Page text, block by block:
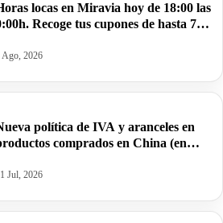
locas en Miravia hoy de 18:00 las
Recoge tus cupones de hasta 7
Ago, 2026
política de IVA y aranceles en
comprados en China (en
Jul, 2026